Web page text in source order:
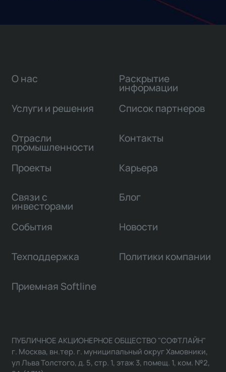
О нас
Услуги и решения
Отрасли
промышленности
Проекты
Связи с
инвесторами
Раскрытие
информации
Список партнеров
Контакты
Карьера
Блог
События Новости
Техподдержка Политики компании
Приемная Softline
ПУБЛИЧНОЕ АКЦИОНЕРНОЕ ОБЩЕСТВО "СОФТЛАЙН"
г. Москва, вн.тер. г. муниципальный округ Хамовники,
ул Льва Толстого, д. 5, стр. 1, этаж 3, помещ. 1, ком. №2,